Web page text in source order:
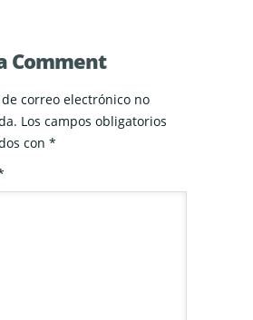
Comment
correo electrónico no
Los campos obligatorios
con *